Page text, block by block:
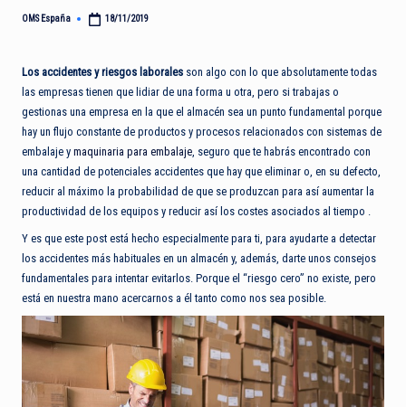
Publicado
OMS España 18/11/2019
Los accidentes y riesgos laborales son algo con lo que absolutamente todas
las empresas tienen que lidiar de una forma u otra, pero si trabajas o
gestionas una empresa en la que el almacén sea un punto fundamental porque
hay un flujo constante de productos y procesos relacionados con sistemas de
embalaje y maquinaria para embalaje , seguro que te habrás encontrado con
una cantidad de potenciales accidentes que hay que eliminar o, en su defecto,
reducir al máximo la probabilidad de que se produzcan para así aumentar la
productividad de los equipos y reducir así los costes asociados al tiempo .
Y es que este post está hecho especialmente para ti, para ayudarte a detectar
los accidentes más habituales en un almacén y, además, darte unos consejos
fundamentales para intentar evitarlos. Porque el “riesgo cero” no existe, pero
está en nuestra mano acercarnos a él tanto como nos sea posible.